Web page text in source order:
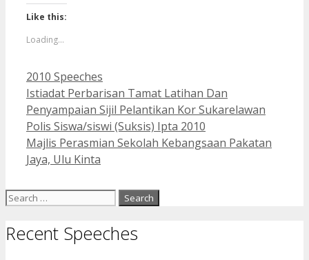
Twitter
(Opens
in
window)
Like this:
Loading...
Categories
2010 Speeches
Istiadat Perbarisan Tamat Latihan Dan
Penyampaian Sijil Pelantikan Kor Sukarelawan
Polis Siswa/siswi (Suksis) Ipta 2010
Majlis Perasmian Sekolah Kebangsaan Pakatan
Jaya, Ulu Kinta
Search
Recent Speeches